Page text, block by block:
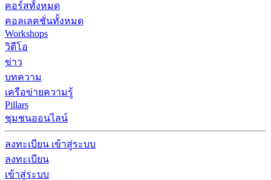
คอร์สทั้งหมด
คอลเลคชั่นทั้งหมด
Workshops
วิดีโอ
ข่าว
บทความ
เครือข่ายความรู้
Pillars
ชุมชนออนไลน์
ลงทะเบียน เข้าสู่ระบบ
ลงทะเบียน
เข้าสู่ระบบ